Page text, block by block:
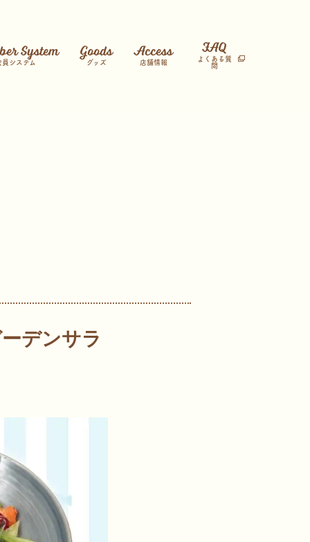
System
員システム Goods
グッズ Access
店舗情報
FAQ
よくある質
問
デンサラ